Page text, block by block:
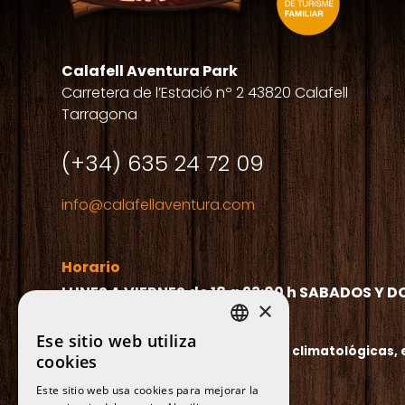
Calafell Aventura Park
Carretera de l’Estació nº 2 43820 Calafell
Tarragona
(+34) 635 24 72 09
info@calafellaventura.com
Horario
LUNES A VIERNES de 18 a 23:00 hSABADOS Y
El horario puede variar por causas
×
Ese sitio web utiliza
cookies
Este sitio web usa cookies para mejorar la